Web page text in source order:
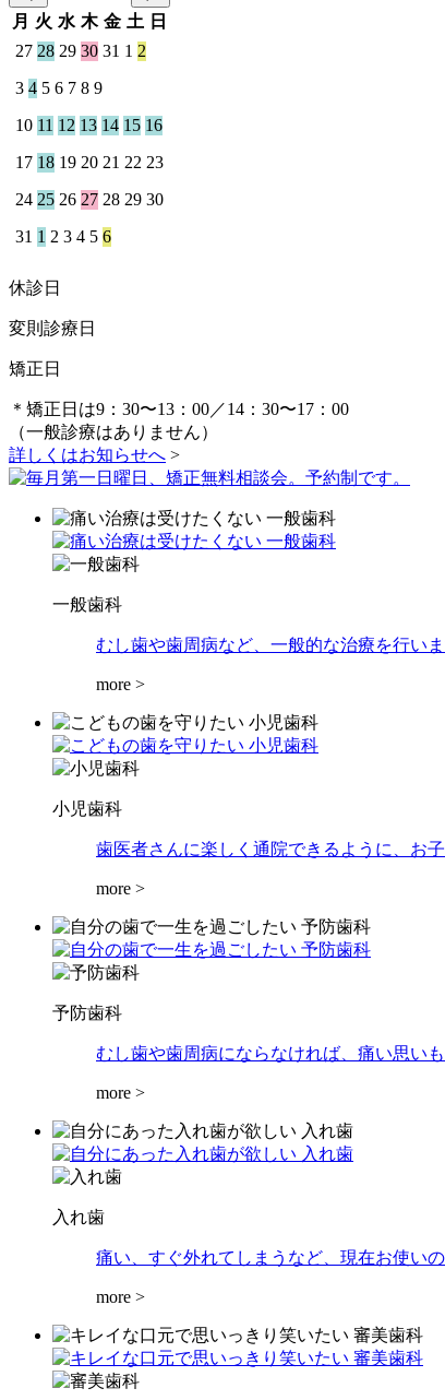
月 火 水 木 金 土 日
27 28 29 30 31 1 2
3 4 5 6 7 8 9
10 11 12 13 14 15 16
17 18 19 20 21 22 23
24 25 26 27 28 29 30
31 1 2 3 4 5 6
休診日
変則診療日
矯正日
＊矯正日は9：30〜13：00／14：30〜17：00
（一般診療はありません）
詳しくはお知らせへ >
一般歯科
むし歯や歯周病など、一般的な治療を行い
more >
小児歯科
歯医者さんに楽しく通院できるように、お
more >
予防歯科
むし歯や歯周病にならなければ、痛い思い
more >
入れ歯
痛い、すぐ外れてしまうなど、現在お使い
more >